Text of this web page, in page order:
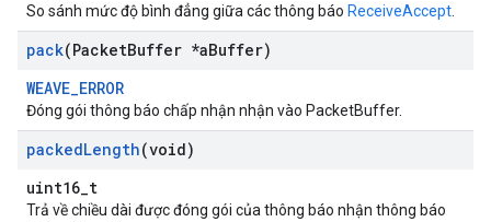
So sánh mức độ bình đẳng giữa các thông báo ReceiveAccept
pack(PacketBuffer *aBuffer)
WEAVE_ERROR
Đóng gói thông báo chấp nhận nhận vào PacketBuffer.
packedLength(void)
uint16_t
Trả về chiều dài được đóng gói của thông báo nhận thông báo